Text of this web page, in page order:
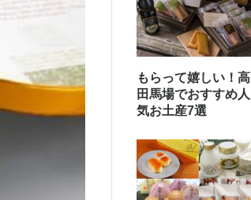
もらって嬉しい！高
田馬場でおすすめ人
気お土産7選